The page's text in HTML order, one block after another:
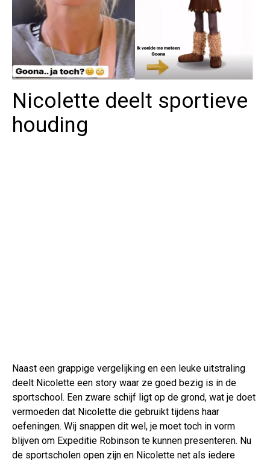
Nicolette deelt sportieve
houding
Naast een grappige vergelijking en een leuke uitstraling
deelt Nicolette een story waar ze goed bezig is in de
sportschool. Een zware schijf ligt op de grond, wat je doet
vermoeden dat Nicolette die gebruikt tijdens haar
oefeningen. Wij snappen dit wel, je moet toch in vorm
blijven om Expeditie Robinson te kunnen presenteren. Nu
de sportscholen open zijn en Nicolette net als iedere